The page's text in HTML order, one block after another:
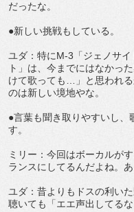
だったな。
●新しい挑戦もしている。
ユダ：特にM-3「ジェノサ
ト」は、今までにはなかっ
けて歌っても…」と思われ
のは新しい境地やな。
●言葉も聞き取りやすいし、
す。
ミリー：今回はボーカルが
ランスにしてるんだよね。
ユダ：昔よりもドスの利い
聴いても「エエ声出してるな